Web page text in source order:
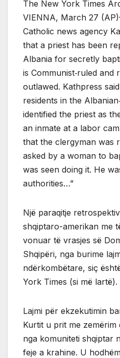
The New York Times
VIENNA, March 27
Catholic news agency
that a priest has been
Albania for secretly
is Communist‐ruled and
outlawed. Kathpress
residents in the
identified the priest as
an inmate at a labor
that the clergyman was
asked by a woman to
was seen doing it. He
authorities…”
Një paraqitje
shqiptaro-amerikan me
vonuar të vrasjes së
Shqipëri, nga burime
ndërkombëtare, siç
York Times (si më lartë).
Lajmi për ekzekutimin
Kurtit u prit me zemërim
nga komuniteti shqiptar
feje a krahine. U